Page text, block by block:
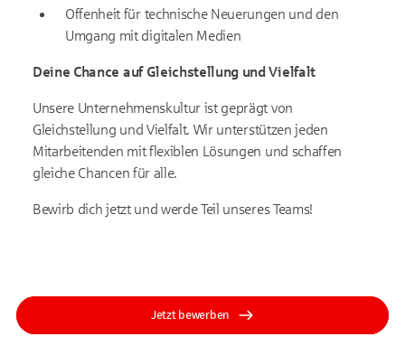
Offenheit für technische Neuerungen und den
Umgang mit digitalen Medien
Deine Chance auf Gleichstellung und Vielfalt
Unsere Unternehmenskultur ist geprägt von
Gleichstellung und Vielfalt. Wir unterstützen jeden
Mitarbeitenden mit flexiblen Lösungen und schaffen
gleiche Chancen für alle.
Bewirb dich jetzt und werde Teil unseres Teams!
Jetzt bewerben